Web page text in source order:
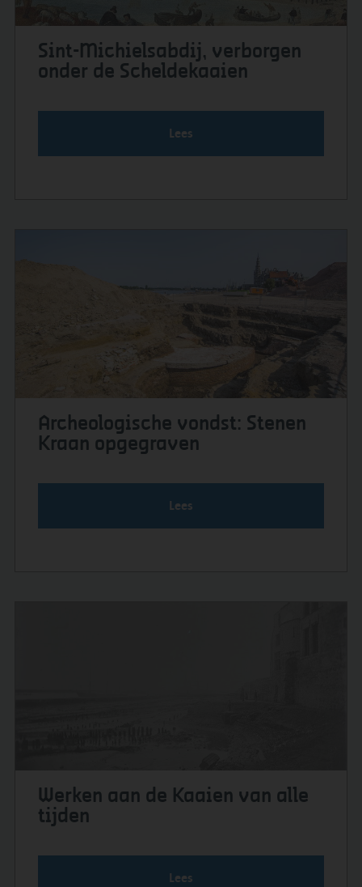
Sint-Michielsabdij, verborgen
onder de Scheldekaaien
Lees
Archeologische vondst: Stenen
Kraan opgegraven
Lees
Werken aan de Kaaien van alle
tijden
Lees